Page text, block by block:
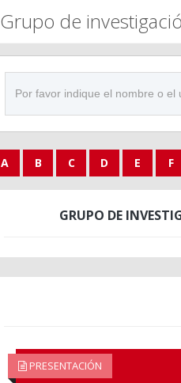
Grupo de
A B C D E F
GRUPO DE
PRESENTACIÓN